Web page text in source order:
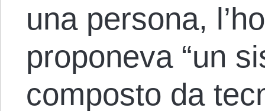
una persona,
proponeva “un
composto da